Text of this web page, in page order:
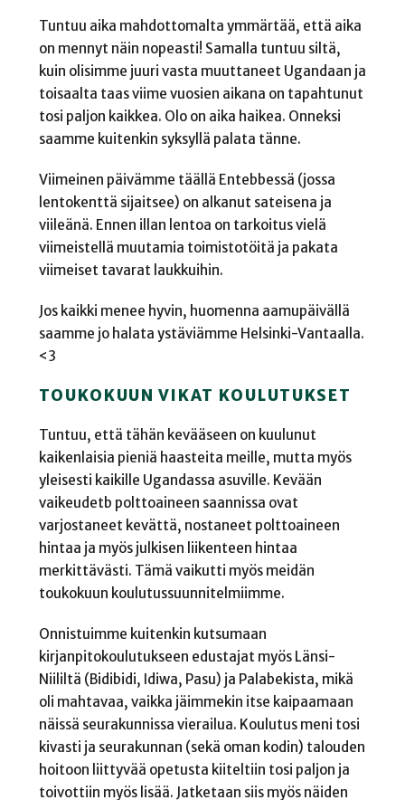
Tuntuu aika mahdottomalta ymmärtää, että aika
on mennyt näin nopeasti! Samalla tuntuu siltä,
kuin olisimme juuri vasta muuttaneet Ugandaan ja
toisaalta taas viime vuosien aikana on tapahtunut
tosi paljon kaikkea. Olo on aika haikea. Onneksi
saamme kuitenkin syksyllä palata tänne.
Viimeinen päivämme täällä Entebbessä (jossa
lentokenttä sijaitsee) on alkanut sateisena ja
viileänä. Ennen illan lentoa on tarkoitus vielä
viimeistellä muutamia toimistotöitä ja pakata
viimeiset tavarat laukkuihin.
Jos kaikki menee hyvin, huomenna aamupäivällä
saamme jo halata ystäviämme Helsinki-Vantaalla.
<3
TOUKOKUUN VIKAT KOULUTUKSET
Tuntuu, että tähän kevääseen on kuulunut
kaikenlaisia pieniä haasteita meille, mutta myös
yleisesti kaikille Ugandassa asuville. Kevään
vaikeudetb polttoaineen saannissa ovat
varjostaneet kevättä, nostaneet polttoaineen
hintaa ja myös julkisen liikenteen hintaa
merkittävästi. Tämä vaikutti myös meidän
toukokuun koulutussuunnitelmiimme.
Onnistuimme kuitenkin kutsumaan
kirjanpitokoulutukseen edustajat myös Länsi-
Niililtä (Bidibidi, Idiwa, Pasu) ja Palabekista, mikä
oli mahtavaa, vaikka jäimmekin itse kaipaamaan
näissä seurakunnissa vierailua. Koulutus meni tosi
kivasti ja seurakunnan (sekä oman kodin) talouden
hoitoon liittyvää opetusta kiiteltiin tosi paljon ja
toivottiin myös lisää. Jatketaan siis myös näiden